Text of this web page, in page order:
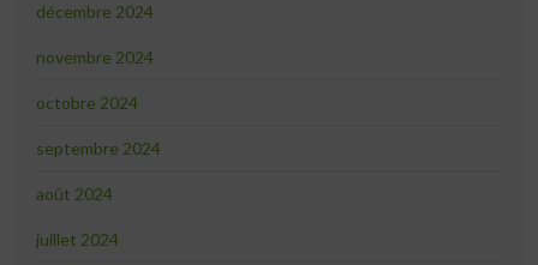
décembre 2024
novembre 2024
octobre 2024
septembre 2024
août 2024
juillet 2024